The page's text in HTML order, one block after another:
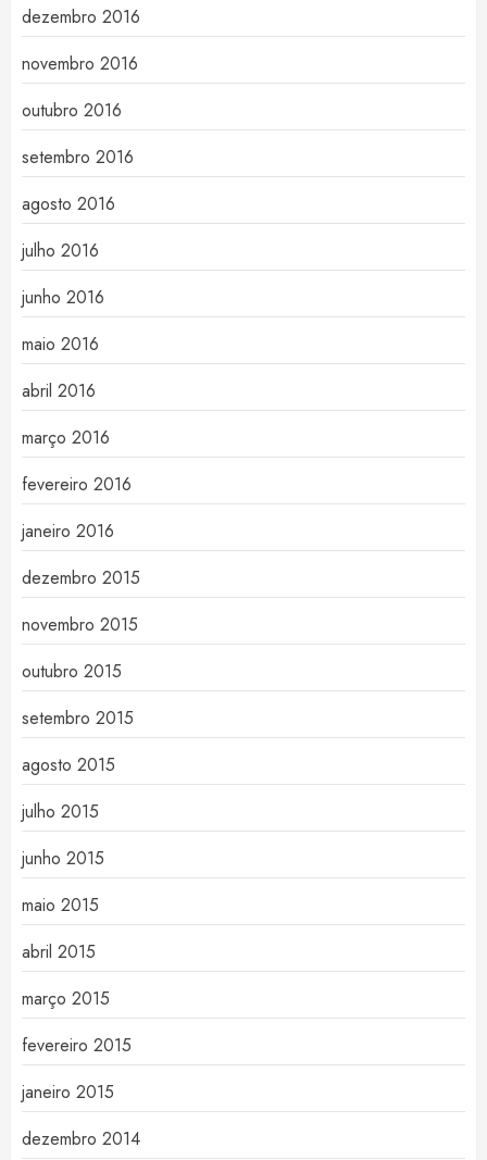
dezembro 2016
novembro 2016
outubro 2016
setembro 2016
agosto 2016
julho 2016
junho 2016
maio 2016
abril 2016
março 2016
fevereiro 2016
janeiro 2016
dezembro 2015
novembro 2015
outubro 2015
setembro 2015
agosto 2015
julho 2015
junho 2015
maio 2015
abril 2015
março 2015
fevereiro 2015
janeiro 2015
dezembro 2014